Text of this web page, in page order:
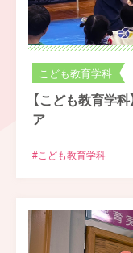
こども教育学科
【こども教育学
ア
#こども教育学科